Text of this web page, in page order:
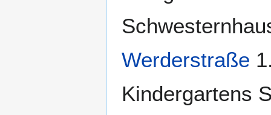
Werderstraße
Kindergartens